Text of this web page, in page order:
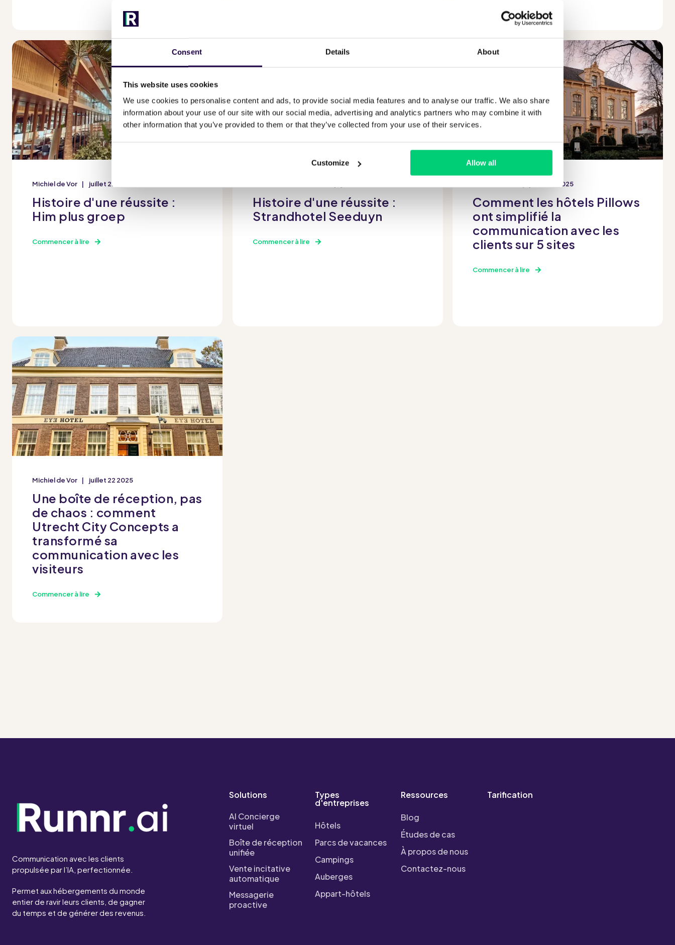
Consent Details About
This website uses cookies
We use cookies to personalise content and ads, to provide social media features and to analyse our traffic. We also share
information about your use of our site with our social media, advertising and analytics partners who may combine it with
other information that you’ve provided to them or that they’ve collected from your use of their services.
Customize Allow all
Michiel de Vor juillet 22 2025
Histoire d'une réussite :
Him plus groep
Commencer à lire
Histoire d'une réussite :
Strandhotel Seeduyn
Commencer à lire
juillet 22 2025
Comment les hôtels Pillows
ont simplifié la
communication avec les
clients sur 5 sites
Commencer à lire
Michiel de Vor juillet 22 2025
Une boîte de réception, pas
de chaos : comment
Utrecht City Concepts a
transformé sa
communication avec les
visiteurs
Commencer à lire
Communication avec les clients
propulsée par l’IA, perfectionnée.
Permet aux hébergements du monde
entier de ravir leurs clients, de gagner
du temps et de générer des revenus.
Solutions
AI Concierge
virtuel
Boîte de réception
unifiée
Vente incitative
automatique
Messagerie
proactive
Types
d'entreprises
Hôtels
Parcs de vacances
Campings
Auberges
Appart-hôtels
Ressources
Blog
Études de cas
À propos de nous
Contactez-nous
Tarification